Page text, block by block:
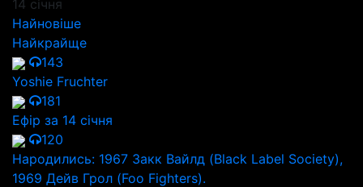
14 січня
Найновіше
Найкрайще
143
Yoshie Fruchter
181
Ефір за 14 січня
120
Народились: 1967 Закк Вайлд (Black Label Society),
1969 Дейв Грол (Foo Fighters).